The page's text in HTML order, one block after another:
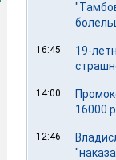
16:45
19-
14:00
16000
12:46